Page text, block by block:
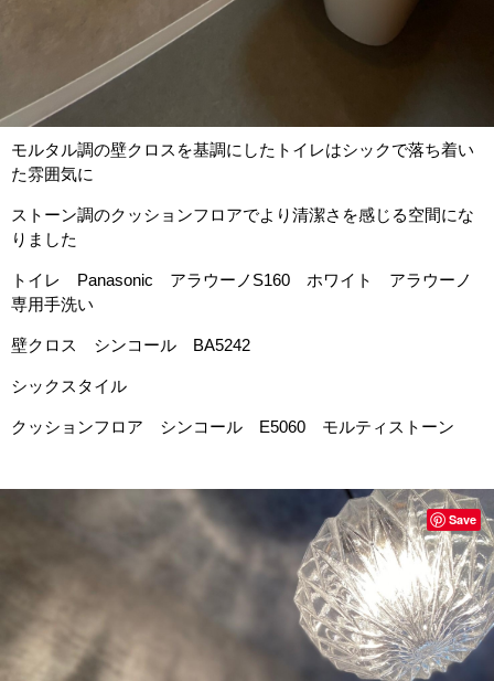
モルタル調の壁クロスを基調にしたトイレはシックで落ち着い
た雰囲気に
ストーン調のクッションフロアでより清潔さを感じる空間にな
りました
トイレ Panasonic アラウーノS160 ホワイト アラウーノ
専用手洗い
壁クロス シンコール BA5242
シックスタイル
クッションフロア シンコール E5060 モルティストーン
Save